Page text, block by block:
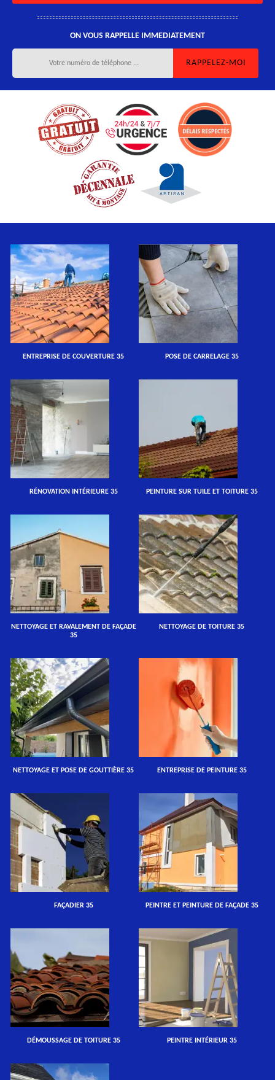
ON VOUS RAPPELLE IMMEDIATEMENT
ENTREPRISE DE COUVERTURE 35 POSE DE CARRELAGE 35
RÉNOVATION INTÉRIEURE 35 PEINTURE SUR TUILE ET TOITURE 35
NETTOYAGE ET RAVALEMENT DE FAÇADE
35
NETTOYAGE DE TOITURE 35
NETTOYAGE ET POSE DE GOUTTIÈRE 35 ENTREPRISE DE PEINTURE 35
FAÇADIER 35 PEINTRE ET PEINTURE DE FAÇADE 35
DÉMOUSSAGE DE TOITURE 35 PEINTRE INTÉRIEUR 35